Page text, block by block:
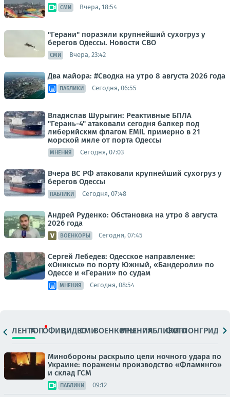
СМИ Вчера, 18:54
"Герани" поразили крупнейший сухогруз у
берегов Одессы. Новости СВО
СМИ Вчера, 23:42
Два майора: #Сводка на утро 8 августа 2026 года
ПАБЛИКИ Сегодня, 06:55
Владислав Шурыгин: Реактивные БПЛА
"Герань-4" атаковали сегодня балкер под
либерийским флагом EMIL примерно в 21
морской миле от порта Одессы
МНЕНИЯ Сегодня, 07:03
Вчера ВС РФ атаковали крупнейший сухогруз у
берегов Одессы
ПАБЛИКИ Сегодня, 07:48
Андрей Руденко: Обстановка на утро 8 августа
2026 года
ВОЕНКОРЫ Сегодня, 07:45
Сергей Лебедев: Одесское направление:
«Ониксы» по порту Южный, «Бандероли» по
Одессе и «Герани» по судам
МНЕНИЯ Сегодня, 08:54
ЛЕНТАТОПОФИЦ.ВИДЕОСМИВОЕНКОРЫМНЕНИЯПАБЛИКИ
ФОТОЛОНГРИДЫ
Минобороны раскрыло цели ночного удара по
Украине: поражены производство «Фламинго»
и склад ГСМ
ПАБЛИКИ 09:12